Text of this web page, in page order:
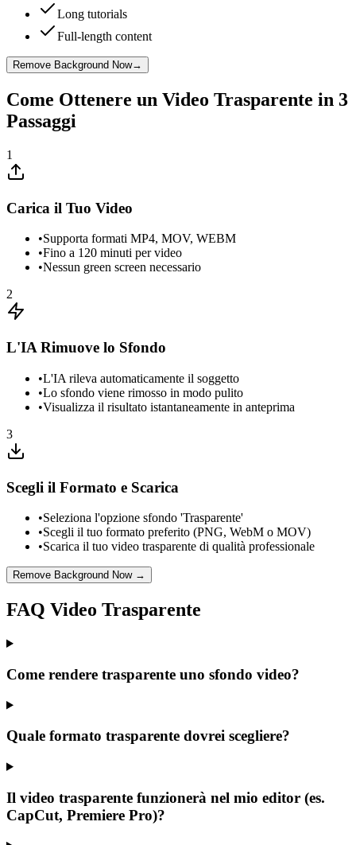
Long tutorials
Full-length content
Remove Background Now→
Come Ottenere un Video Trasparente in 3
Passaggi
1
Carica il Tuo Video
•Supporta formati MP4, MOV, WEBM
•Fino a 120 minuti per video
•Nessun green screen necessario
2
L'IA Rimuove lo Sfondo
•L'IA rileva automaticamente il soggetto
•Lo sfondo viene rimosso in modo pulito
•Visualizza il risultato istantaneamente in anteprima
3
Scegli il Formato e Scarica
•Seleziona l'opzione sfondo 'Trasparente'
•Scegli il tuo formato preferito (PNG, WebM o MOV)
•Scarica il tuo video trasparente di qualità professionale
Remove Background Now →
FAQ Video Trasparente
Come rendere trasparente uno sfondo video?
Quale formato trasparente dovrei scegliere?
Il video trasparente funzionerà nel mio editor (es.
CapCut, Premiere Pro)?